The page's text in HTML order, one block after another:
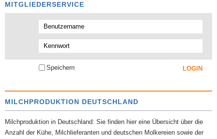
MITGLIEDERSERVICE
Speichern
MILCHPRODUKTION DEUTSCHLAND
Milchproduktion in Deutschland: Sie finden hier eine Übersicht über die
Anzahl der Kühe, Milchlieferanten und deutschen Molkereien sowie der